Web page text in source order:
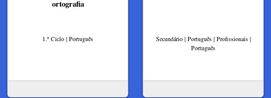
ortografia
1.º Ciclo | Português
Secundário | Português | Profissionais |
Português